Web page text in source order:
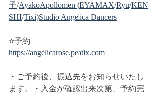
子/AyakoApollomen (EYAMAX/Ryu/KEN
SHI/Tixi)Studio Angelica Dancers
⭐️予約
https://angelicarose.peatix.com
・ご予約後、振込先をお知らせいたし
ます。・入金が確認出来次第、予約完